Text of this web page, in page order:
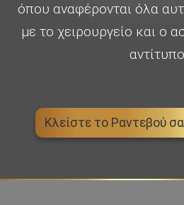
όπου αναφέρονται όλα
με το χειρουργείο και ο
Κλείστε το Ραντεβού